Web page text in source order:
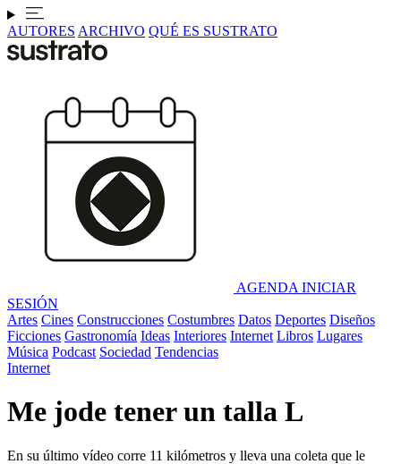
AUTORES ARCHIVO QUÉ ES SUSTRATO
AGENDA INICIAR
SESIÓN
Artes Cines Construcciones Costumbres Datos Deportes Diseños
Ficciones Gastronomía Ideas Interiores Internet Libros Lugares
Música Podcast Sociedad Tendencias
Internet
Me jode tener un talla L
En su último vídeo corre 11 kilómetros y lleva una coleta que le